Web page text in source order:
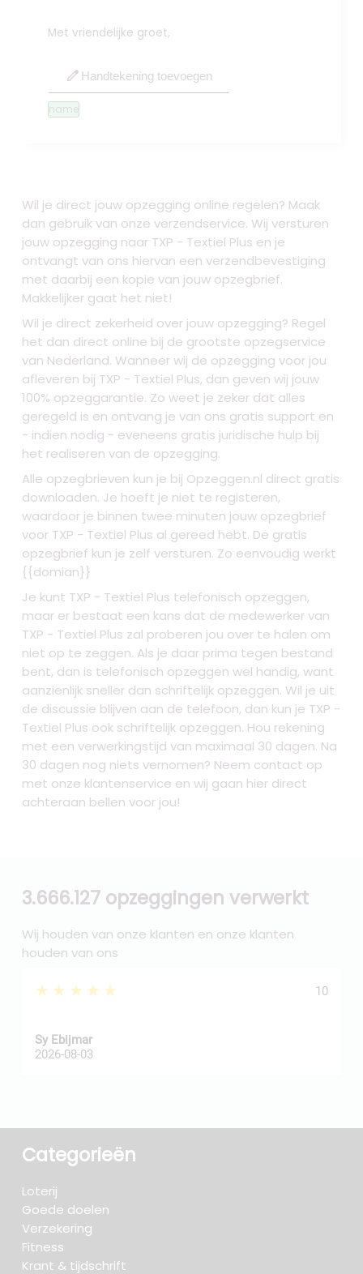
Met vriendelijke groet,
edit Handtekening toevoegen
name
Wil je direct jouw opzegging online regelen? Maak
dan gebruik van onze verzendservice. Wij versturen
jouw opzegging naar TXP - Textiel Plus en je
ontvangt van ons hiervan een verzendbevestiging
met daarbij een kopie van jouw opzegbrief.
Makkelijker gaat het niet!
Wil je direct zekerheid over jouw opzegging? Regel
het dan direct online bij de grootste opzegservice
van Nederland. Wanneer wij de opzegging voor jou
afleveren bij TXP - Textiel Plus, dan geven wij jouw
100% opzeggarantie. Zo weet je zeker dat alles
geregeld is en ontvang je van ons gratis support en
- indien nodig - eveneens gratis juridische hulp bij
het realiseren van de opzegging.
Alle opzegbrieven kun je bij Opzeggen.nl direct gratis
downloaden. Je hoeft je niet te registeren,
waardoor je binnen twee minuten jouw opzegbrief
voor TXP - Textiel Plus al gereed hebt. De gratis
opzegbrief kun je zelf versturen. Zo eenvoudig werkt
{{domian}}
Je kunt TXP - Textiel Plus telefonisch opzeggen,
maar er bestaat een kans dat de medewerker van
TXP - Textiel Plus zal proberen jou over te halen om
niet op te zeggen. Als je daar prima tegen bestand
bent, dan is telefonisch opzeggen wel handig, want
aanzienlijk sneller dan schriftelijk opzeggen. Wil je uit
de discussie blijven aan de telefoon, dan kun je TXP -
Textiel Plus ook schriftelijk opzeggen. Hou rekening
met een verwerkingstijd van maximaal 30 dagen. Na
30 dagen nog niets vernomen? Neem contact op
met onze klantenservice en wij gaan hier direct
achteraan bellen voor jou!
3.666.127 opzeggingen verwerkt
Wij houden van onze klanten en onze klanten
houden van ons
★★★★★ 10
Sy Ebijmar
2026-08-03
Categorieën
Loterij
Goede doelen
Verzekering
Fitness
Krant & tijdschrift